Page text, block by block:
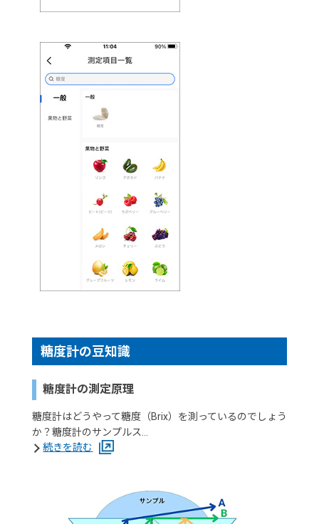
糖度計の豆知識
糖度計の測定原理
糖度計はどうやって糖度（Brix）を測っているのでしょう
か？糖度計のサンプルス…
続きを読む